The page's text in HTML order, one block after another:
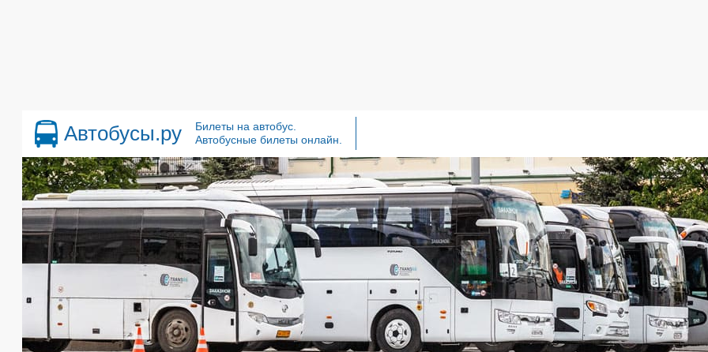
Автобусы.ру
Билеты на автобус.
Автобусные билеты онлайн.